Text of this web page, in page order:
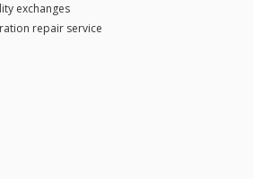
exchanges
repair service